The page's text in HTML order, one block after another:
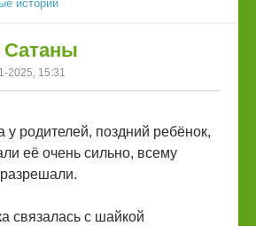
истории
Сатаны
2025, 15:31
родителей, поздний ребёнок,
её очень сильно, всему
связалась с шайкой